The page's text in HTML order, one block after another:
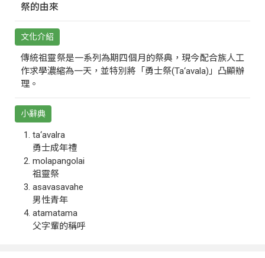
祭的由來
文化介紹
傳統祖靈祭是一系列為期四個月的祭典，現今配合族人工
作求學濃縮為一天，並特別將「勇士祭(Ta‘avala)」凸顯辦
理。
小辭典
ta‘avalra
勇士成年禮
molapangolai
祖靈祭
asavasavahe
男性青年
atamatama
父字輩的稱呼